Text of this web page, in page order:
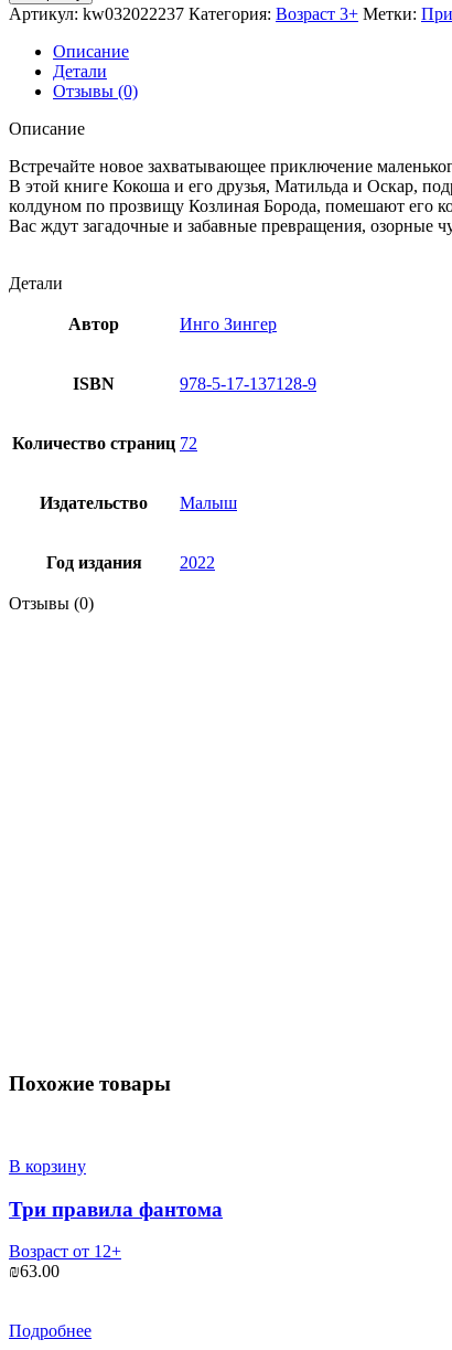
Артикул: kw032022237 Категория: Возраст 3+ Метки:
Описание
Детали
Отзывы (0)
Описание
Встречайте новое захватывающее приключение
В этой книге Кокоша и его друзья, Матильда и Оскар,
колдуном по прозвищу Козлиная Борода, помешают его
Вас ждут загадочные и забавные превращения, озорные
Детали
Автор Инго Зингер
ISBN 978-5-17-137128-9
Количество страниц 72
Издательство Малыш
Год издания 2022
Отзывы (0)
Похожие товары
В корзину
Три правила фантома
Возраст от 12+
₪63.00
Подробнее